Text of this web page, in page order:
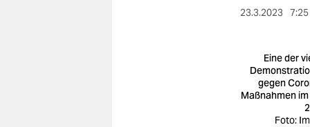
23.3.2023
Eine der
gegen
Maßnahmen
Foto: